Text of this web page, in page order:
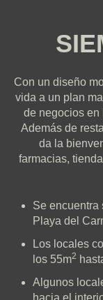
Con un diseño
vida a un plan
de negocios en
Además de
da la
farmacias,
Se encuentra
Playa del
Los locales
los 55m2
Algunos